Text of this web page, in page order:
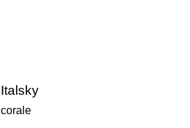
Italsky
corale